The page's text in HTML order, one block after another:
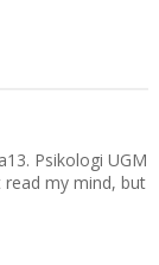
Psikologi UGM
read my mind, but